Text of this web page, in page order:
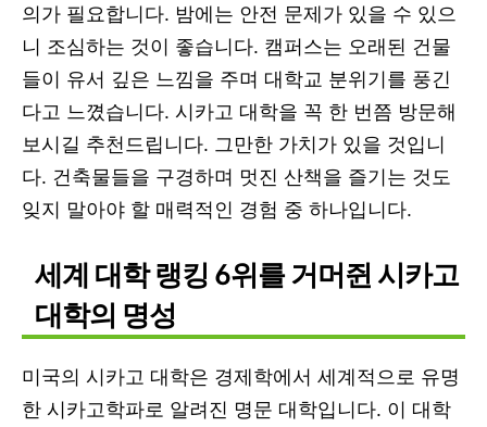
의가 필요합니다. 밤에는 안전 문제가 있을 수 있으
니 조심하는 것이 좋습니다. 캠퍼스는 오래된 건물
들이 유서 깊은 느낌을 주며 대학교 분위기를 풍긴
다고 느꼈습니다. 시카고 대학을 꼭 한 번쯤 방문해
보시길 추천드립니다. 그만한 가치가 있을 것입니
다. 건축물들을 구경하며 멋진 산책을 즐기는 것도
잊지 말아야 할 매력적인 경험 중 하나입니다.
세계 대학 랭킹 6위를 거머쥔 시카고
대학의 명성
미국의 시카고 대학은 경제학에서 세계적으로 유명
한 시카고학파로 알려진 명문 대학입니다. 이 대학